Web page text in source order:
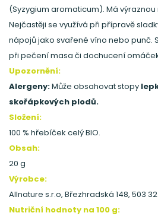
(Syzygium aromaticum). Má
Nejčastěji se využívá při přípravě
nápojů jako svařené víno nebo punč.
při pečení masa či dochucení
Upozornění:
Alergeny:Může obsahovat stopy
skořápkových plodů.
Složení:
100 % hřebíček celý BIO.
Obsah:
20 g
Výrobce:
Allnature s.r.o, Březhradská 148, 503
Nutriční hodnoty na 100 g: